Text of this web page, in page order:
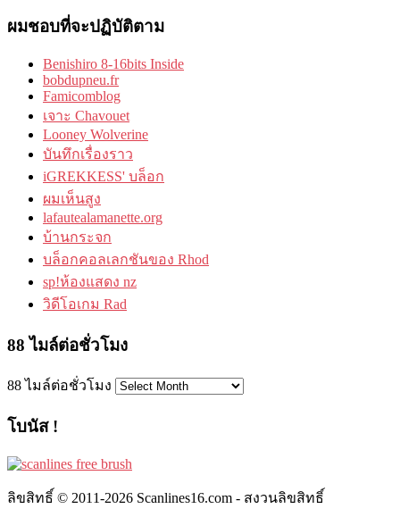
ผมชอบที่จะปฏิบัติตาม
Benishiro 8-16bits Inside
bobdupneu.fr
Famicomblog
เจาะ Chavouet
Looney Wolverine
บันทึกเรื่องราว
iGREKKESS' บล็อก
ผมเห็นสูง
lafautealamanette.org
บ้านกระจก
บล็อกคอลเลกชันของ Rhod
sp!ห้องแสดง nz
วิดีโอเกม Rad
88 ไมล์ต่อชั่วโมง
88 ไมล์ต่อชั่วโมง
โบนัส !
ลิขสิทธิ์ © 2011-2026 Scanlines16.com - สงวนลิขสิทธิ์